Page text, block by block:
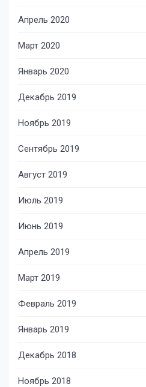
Апрель 2020
Март 2020
Январь 2020
Декабрь 2019
Ноябрь 2019
Сентябрь 2019
Август 2019
Июль 2019
Июнь 2019
Апрель 2019
Март 2019
Февраль 2019
Январь 2019
Декабрь 2018
Ноябрь 2018